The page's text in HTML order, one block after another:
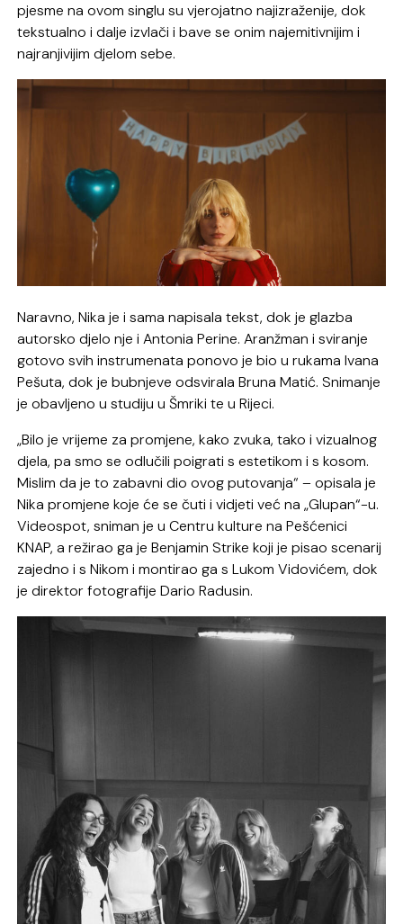
pjesme na ovom singlu su vjerojatno najizraženije, dok
tekstualno i dalje izvlači i bave se onim najemitivnijim i
najranjivijim djelom sebe.
Naravno, Nika je i sama napisala tekst, dok je glazba
autorsko djelo nje i Antonia Perine. Aranžman i sviranje
gotovo svih instrumenata ponovo je bio u rukama Ivana
Pešuta, dok je bubnjeve odsvirala Bruna Matić. Snimanje
je obavljeno u studiju u Šmriki te u Rijeci.
„Bilo je vrijeme za promjene, kako zvuka, tako i vizualnog
djela, pa smo se odlučili poigrati s estetikom i s kosom.
Mislim da je to zabavni dio ovog putovanja“ – opisala je
Nika promjene koje će se čuti i vidjeti već na „Glupan“-u.
Videospot, sniman je u Centru kulture na Pešćenici
KNAP, a režirao ga je Benjamin Strike koji je pisao scenarij
zajedno i s Nikom i montirao ga s Lukom Vidovićem, dok
je direktor fotografije Dario Radusin.